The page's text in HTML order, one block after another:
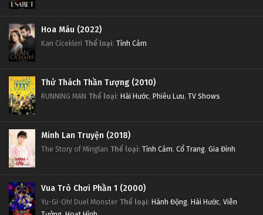
Hoa Máu (2022)
Kan Cicekleri Thể loại: Tình Cảm
Thử Thách Thần Tượng (2010)
RUNNING MAN Thể loại: Hài Hước, Phiêu Lưu, TV Shows
Minh Lan Truyện (2018)
The Story of Minglan Thể loại: Tình Cảm, Cổ Trang, Gia Đình
Vua Trò Chơi Phần 1 (2000)
Yu-Gi-Oh! Duel Monster Thể loại: Hành Động, Hài Hước, Viễn